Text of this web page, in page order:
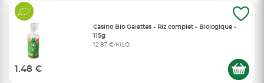
Casino Bio Galettes - Riz complet - Biologique -
115g
12,87 €/KILO
1.48 €